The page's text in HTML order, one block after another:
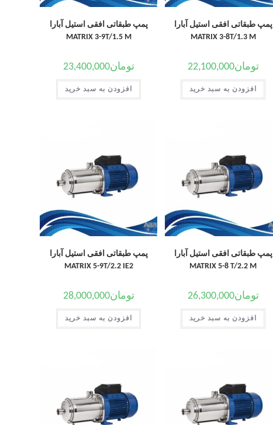
پمپ طبقاتی افقی استیل آبارا
MATRIX 3-8T/1.3 M
تومان22,100,000
افزودن به سبد خرید
پمپ طبقاتی افقی استیل آبارا
MATRIX 3-9T/1.5 M
تومان23,400,000
افزودن به سبد خرید
پمپ طبقاتی افقی استیل آبارا
MATRIX 5-8 T/2.2 M
تومان26,300,000
افزودن به سبد خرید
پمپ طبقاتی افقی استیل آبارا
MATRIX 5-9T/2.2 IE2
تومان28,000,000
افزودن به سبد خرید